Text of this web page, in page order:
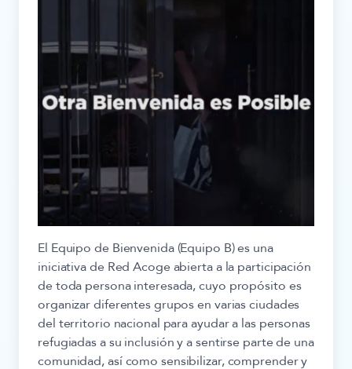
El Equipo de Bienvenida (Equipo B) es una
iniciativa de Red Acoge abierta a la participación
de toda persona interesada, cuyo propósito es
organizar diferentes grupos en varias ciudades
del territorio nacional para ayudar a las personas
refugiadas a su inclusión y a sentirse parte de una
comunidad, así como sensibilizar, comprender y